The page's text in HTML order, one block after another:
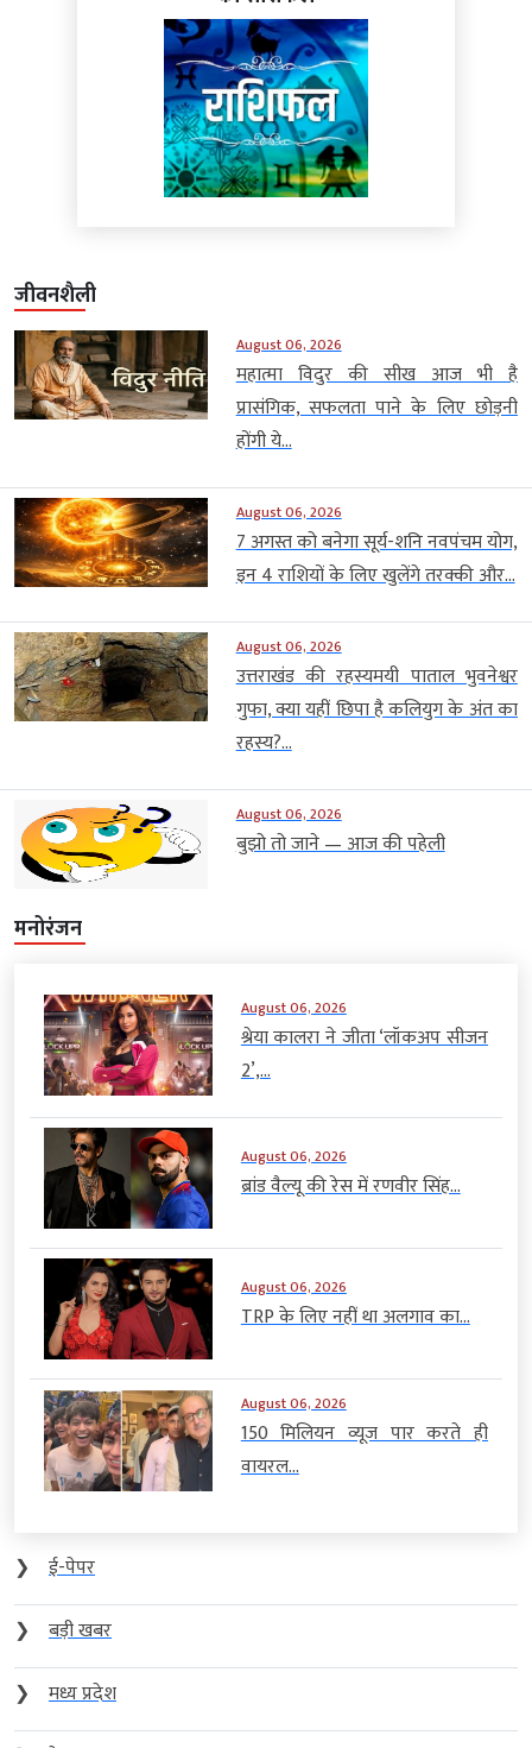
जीवनशैली
August 06, 2026
महात्मा विदुर की सीख आज भी है
प्रासंगिक, सफलता पाने के लिए छोड़नी
होंगी ये...
August 06, 2026
7 अगस्त को बनेगा सूर्य-शनि नवपंचम योग,
इन 4 राशियों के लिए खुलेंगे तरक्की और...
August 06, 2026
उत्तराखंड की रहस्यमयी पाताल भुवनेश्वर
गुफा, क्या यहीं छिपा है कलियुग के अंत का
रहस्य?...
August 06, 2026
बुझो तो जाने — आज की पहेली
मनोरंजन
August 06, 2026
श्रेया कालरा ने जीता ‘लॉकअप सीजन
2’,...
August 06, 2026
ब्रांड वैल्यू की रेस में रणवीर सिंह...
August 06, 2026
TRP के लिए नहीं था अलगाव का...
August 06, 2026
150 मिलियन व्यूज पार करते ही
वायरल...
❯
ई-पेपर
❯
बड़ी खबर
❯
मध्य प्रदेश